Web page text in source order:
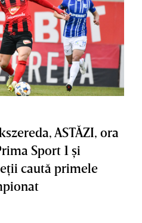
ASTĂZI, ora
Sport 1 şi
caută primele